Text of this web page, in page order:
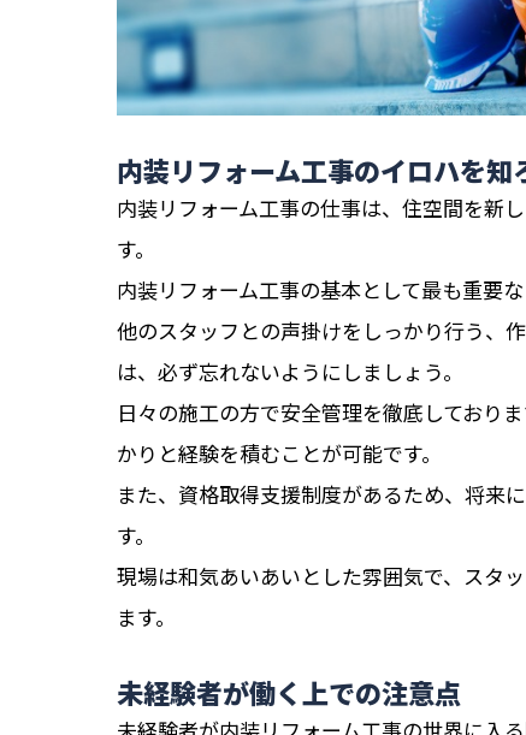
内装リフォーム工事のイロハを知
内装リフォーム工事の仕事は、住空間を新
す。
内装リフォーム工事の基本として最も重要な
他のスタッフとの声掛けをしっかり行う、
は、必ず忘れないようにしましょう。
日々の施工の方で安全管理を徹底しており
かりと経験を積むことが可能です。
また、資格取得支援制度があるため、将来
す。
現場は和気あいあいとした雰囲気で、スタ
ます。
未経験者が働く上での注意点